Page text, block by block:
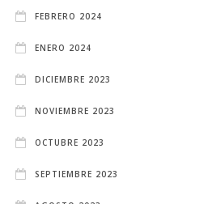
FEBRERO 2024
ENERO 2024
DICIEMBRE 2023
NOVIEMBRE 2023
OCTUBRE 2023
SEPTIEMBRE 2023